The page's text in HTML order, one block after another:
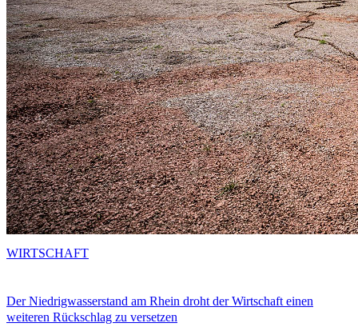
Der Niedrigwasserstand am Rhein droht der Wirtschaft einen
weiteren Rückschlag zu versetzen
WIRTSCHAFT